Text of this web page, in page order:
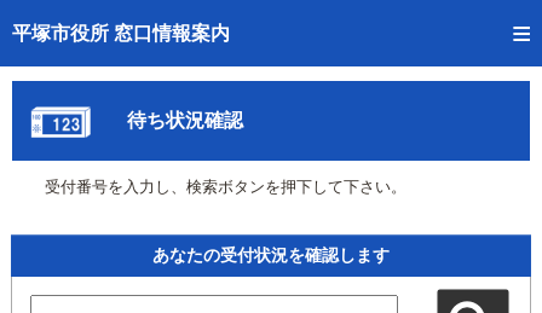
平塚市役所 窓口情報案内
トップページへ
ご利用方法
事前予約
予約状況確認
待ち状況確認
待ち状況確認
受付番号を入力し、検索ボタンを押下して下さい。
あなたの受付状況を確認します